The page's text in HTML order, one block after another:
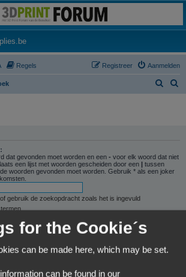
na de sluiting van 3dprintforum.nl
(Opens a new tab)
Regels Aanmelden
Registreer
dat gevonden moet worden en een - voor elk woord dat niet
een lijst met woorden gescheiden door een
tussen
woorden gevonden moet worden. Gebruik * als een joker
gebruik de zoekopdracht zoals het is ingevuld
gedeeltelijke overeenkomsten.
for the Cookie´s
can be made here, which may be set.
can be found in our